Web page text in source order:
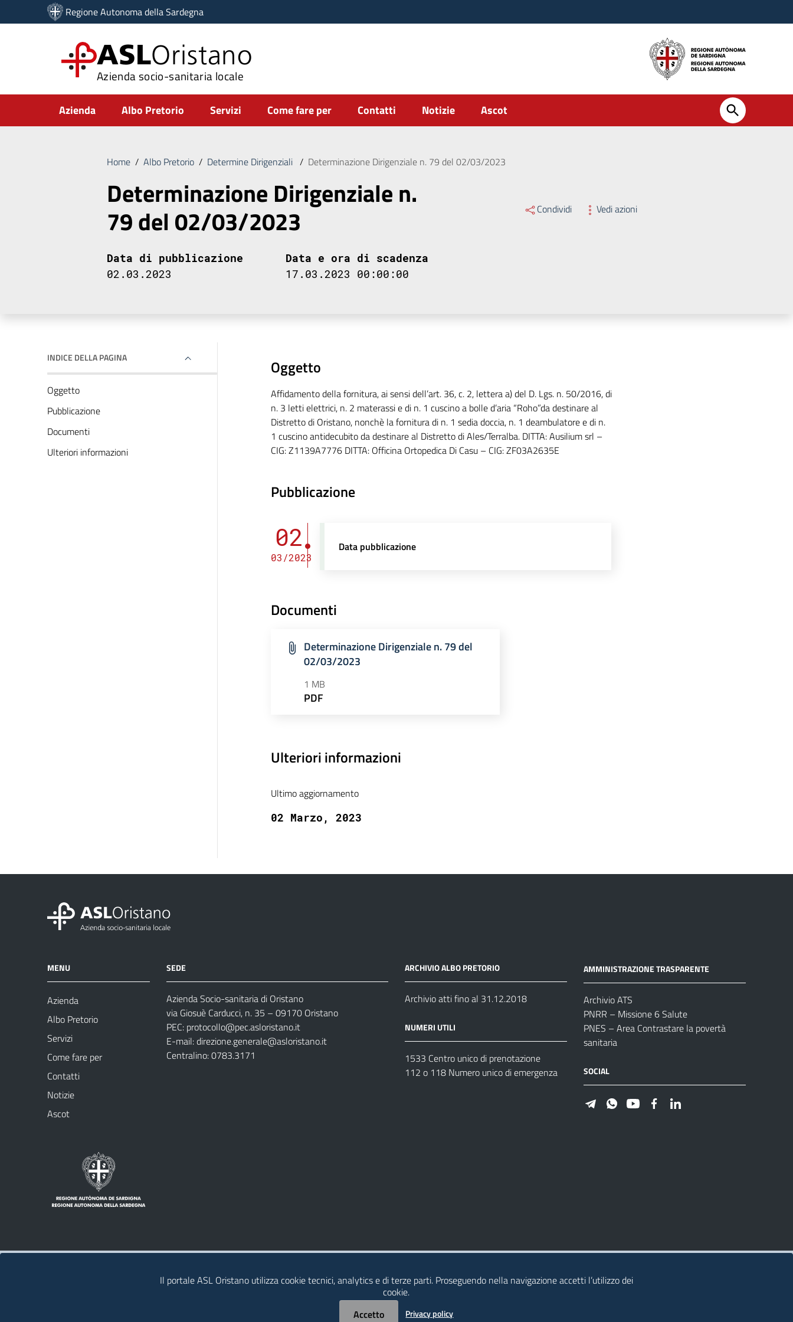
Vai ai contenuti
Vai al menu di navigazione
Regione Autonoma della Sardegna
ASLOristano
Azienda socio-sanitaria locale
Submenu
Azienda Albo Pretorio Servizi Come fare per Contatti Notizie Ascot
Home / Albo Pretorio / Determine Dirigenziali / Determinazione Dirigenziale n. 79 del 02/03/2023
Determinazione Dirigenziale n.
79 del 02/03/2023 Condividi Vedi azioni
Data di pubblicazione
02.03.2023
Data e ora di scadenza
17.03.2023 00:00:00
INDICE DELLA PAGINA
Oggetto
Pubblicazione
Documenti
Ulteriori informazioni
Oggetto
Affidamento della fornitura, ai sensi dell’art. 36, c. 2, lettera a) del D. Lgs. n. 50/2016, di
n. 3 letti elettrici, n. 2 materassi e di n. 1 cuscino a bolle d’aria “Roho”da destinare al
Distretto di Oristano, nonchè la fornitura di n. 1 sedia doccia, n. 1 deambulatore e di n.
1 cuscino antidecubito da destinare al Distretto di Ales/Terralba. DITTA: Ausilium srl –
CIG: Z1139A7776 DITTA: Officina Ortopedica Di Casu – CIG: ZF03A2635E
Pubblicazione
02
03/2023
Data pubblicazione
Documenti
Determinazione Dirigenziale n. 79 del
02/03/2023
1 MB
PDF
Ulteriori informazioni
Ultimo aggiornamento
02 Marzo, 2023
MENU
Azienda
Albo Pretorio
Servizi
Come fare per
Contatti
Notizie
Ascot
SEDE
Azienda Socio-sanitaria di Oristano
via Giosuè Carducci, n. 35 – 09170 Oristano
PEC: protocollo@pec.asloristano.it
E-mail:direzione.generale@asloristano.it
Centralino: 0783.3171
ARCHIVIO ALBO PRETORIO
Archivio atti fino al 31.12.2018
NUMERI UTILI
1533 Centro unico di prenotazione
112 o 118 Numero unico di emergenza
AMMINISTRAZIONE TRASPARENTE
Archivio ATS
PNRR – Missione 6 Salute
PNES – Area Contrastare la povertà
sanitaria
SOCIAL
Il portale ASL Oristano utilizza cookie tecnici, analytics e di terze parti. Proseguendo nella navigazione accetti l’utilizzo dei
cookie.
Accetto
Privacy policy